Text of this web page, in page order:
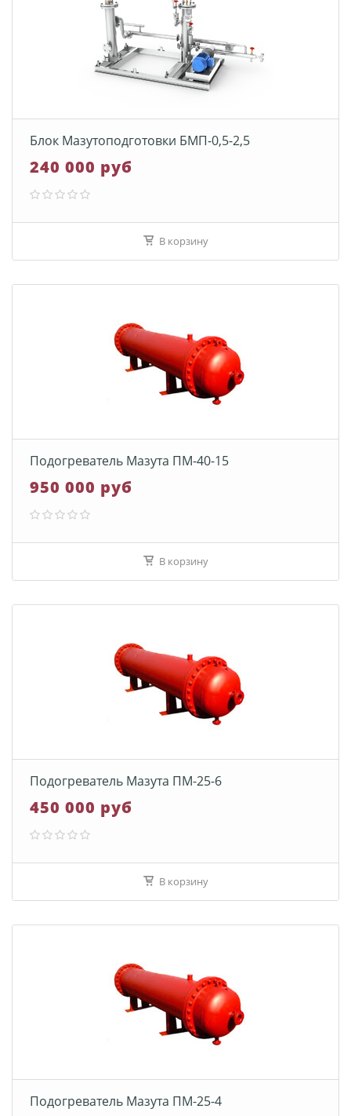
Блок Мазутоподготовки БМП-0,5-2,5
240 000 руб
В корзину
Подогреватель Мазута ПМ-40-15
950 000 руб
В корзину
Подогреватель Мазута ПМ-25-6
450 000 руб
В корзину
Подогреватель Мазута ПМ-25-4